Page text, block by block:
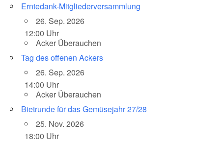
Erntedank-Mitgliederversammlung
26. Sep. 2026
12:00 Uhr
Acker Überauchen
Tag des offenen Ackers
26. Sep. 2026
14:00 Uhr
Acker Überauchen
Bietrunde für das Gemüsejahr 27/28
25. Nov. 2026
18:00 Uhr